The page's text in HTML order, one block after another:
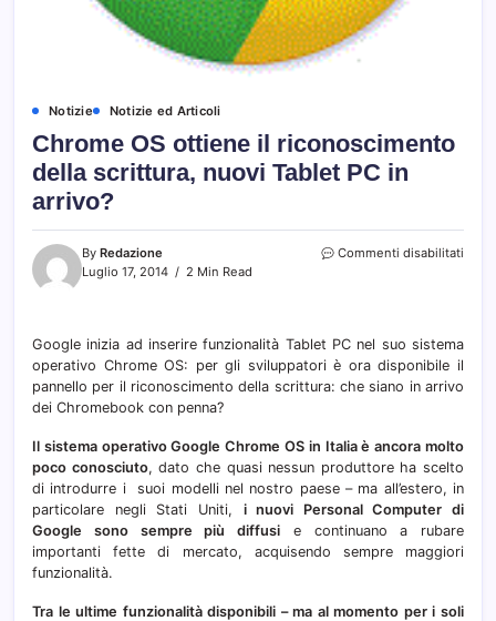
Notizie Notizie ed Articoli
Chrome OS ottiene il riconoscimento
della scrittura, nuovi Tablet PC in
arrivo?
By Redazione
Luglio 17, 2014
2 Min Read
Commenti disabilitati
Google inizia ad inserire funzionalità Tablet PC nel suo sistema
operativo Chrome OS: per gli sviluppatori è ora disponibile il
pannello per il riconoscimento della scrittura: che siano in arrivo
dei Chromebook con penna?
Il sistema operativo Google Chrome OS in Italia è ancora molto
poco conosciuto, dato che quasi nessun produttore ha scelto
di introdurre i suoi modelli nel nostro paese – ma all’estero, in
particolare negli Stati Uniti, i nuovi Personal Computer di
Google sono sempre più diffusi e continuano a rubare
importanti fette di mercato, acquisendo sempre maggiori
funzionalità.
Tra le ultime funzionalità disponibili – ma al momento per i soli